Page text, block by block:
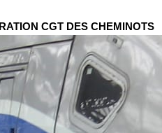
CGT DES CHEMINOTS